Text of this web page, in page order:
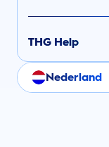
THG Help
Nederland